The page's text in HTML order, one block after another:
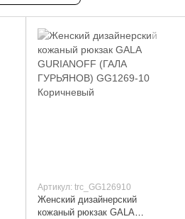
Артикул: trc_GG126910
Женский дизайнерский
кожаный рюкзак GALA